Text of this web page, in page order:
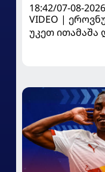
18:42/07-08-2026
VIDEO |
უკეთ